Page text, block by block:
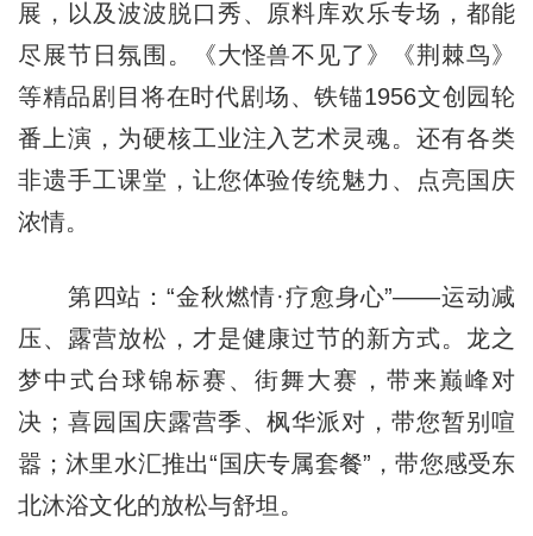
展，以及波波脱口秀、原料库欢乐专场，都能
尽展节日氛围。《大怪兽不见了》《荆棘鸟》
等精品剧目将在时代剧场、铁锚1956文创园轮
番上演，为硬核工业注入艺术灵魂。还有各类
非遗手工课堂，让您体验传统魅力、点亮国庆
浓情。
第四站：“金秋燃情·疗愈身心”——运动减
压、露营放松，才是健康过节的新方式。龙之
梦中式台球锦标赛、街舞大赛，带来巅峰对
决；喜园国庆露营季、枫华派对，带您暂别喧
嚣；沐里水汇推出“国庆专属套餐”，带您感受东
北沐浴文化的放松与舒坦。